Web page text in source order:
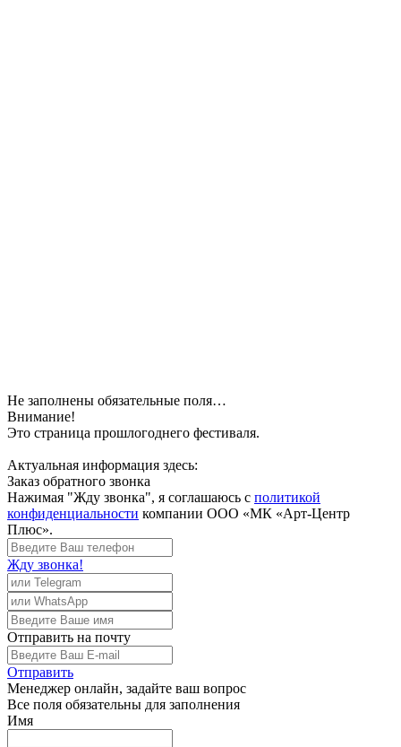
Не заполнены обязательные поля…
Внимание!
Это страница прошлогоднего фестиваля.
Актуальная информация здесь:
Заказ обратного звонка
Нажимая "Жду звонка", я соглашаюсь с политикой
конфиденциальности компании ООО «МК «Арт-Центр
Плюс».
Жду звонка!
Отправить на почту
Отправить
Менеджер онлайн, задайте ваш вопрос
Все поля обязательны для заполнения
Имя